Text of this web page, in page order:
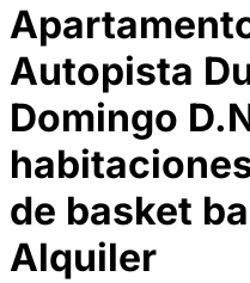
Autopista
Domingo
de basket
Alquiler